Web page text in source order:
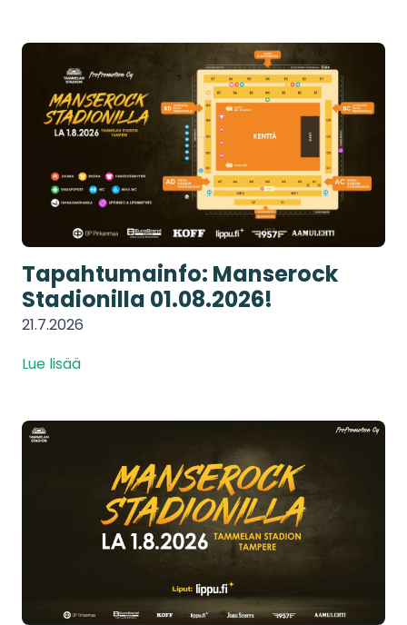
Tapahtumainfo: Manserock
Stadionilla 01.08.2026!
21.7.2026
Lue lisää